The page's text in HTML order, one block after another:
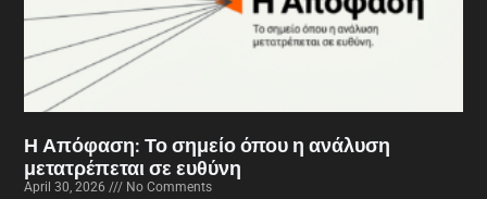
Η Απόφαση: Το σημείο όπου η ανάλυση
μετατρέπεται σε ευθύνη
April 30, 2026 No Comments